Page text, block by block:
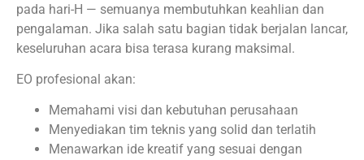
pada hari-H — semuanya membutuhkan keahlian dan
pengalaman. Jika salah satu bagian tidak berjalan lancar,
keseluruhan acara bisa terasa kurang maksimal.
EO profesional akan:
Memahami visi dan kebutuhan perusahaan
Menyediakan tim teknis yang solid dan terlatih
Menawarkan ide kreatif yang sesuai dengan